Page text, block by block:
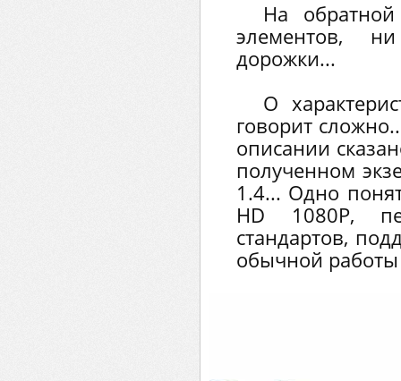
На
элементов,
дорожки...
О
говорит
описании
полученном
1.4... Одно
HD 1080P,
стандартов,
обычной работы